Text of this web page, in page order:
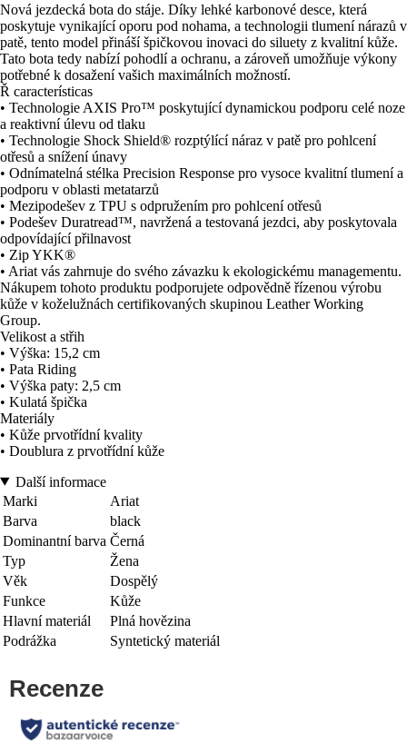
Nová jezdecká bota do stáje. Díky lehké karbonové desce, která
poskytuje vynikající oporu pod nohama, a technologii tlumení nárazů v
patě, tento model přináší špičkovou inovaci do siluety z kvalitní kůže.
Tato bota tedy nabízí pohodlí a ochranu, a zároveň umožňuje výkony
potřebné k dosažení vašich maximálních možností.
Ř características
• Technologie AXIS Pro™ poskytující dynamickou podporu celé noze
a reaktivní úlevu od tlaku
• Technologie Shock Shield® rozptýlící náraz v patě pro pohlcení
otřesů a snížení únavy
• Odnímatelná stélka Precision Response pro vysoce kvalitní tlumení a
podporu v oblasti metatarzů
• Mezipodešev z TPU s odpružením pro pohlcení otřesů
• Podešev Duratread™, navržená a testovaná jezdci, aby poskytovala
odpovídající přilnavost
• Zip YKK®
• Ariat vás zahrnuje do svého závazku k ekologickému managementu.
Nákupem tohoto produktu podporujete odpovědně řízenou výrobu
kůže v koželužnách certifikovaných skupinou Leather Working
Group.
Velikost a střih
• Výška: 15,2 cm
• Pata Riding
• Výška paty: 2,5 cm
• Kulatá špička
Materiály
• Kůže prvotřídní kvality
• Doublura z prvotřídní kůže
Další informace
Marki
Ariat
Barva
black
Dominantní barva Černá
Typ
Žena
Věk
Dospělý
Funkce
Kůže
Hlavní materiál
Plná hovězina
Podrážka
Syntetický materiál